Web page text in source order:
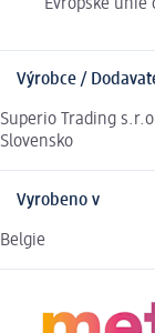
Evropské unie
Výrobce /
Superio Trading
Slovensko
Vyrobeno v
Belgie